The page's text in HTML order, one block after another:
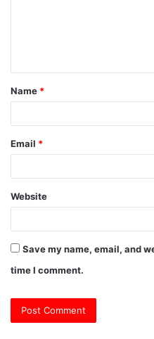
t
*
Name *
Email *
Website
Save my name, email, and
time I comment.